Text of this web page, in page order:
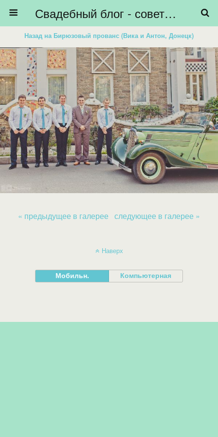
Свадебный блог - советы невестам, подготовка к свадьбе - HiBride
Назад на Бирюзовый прованс (Вика и Антон, Донецк)
« предыдущее в галерее следующее в галерее »
Наверх
Мобильн. Компьютерная